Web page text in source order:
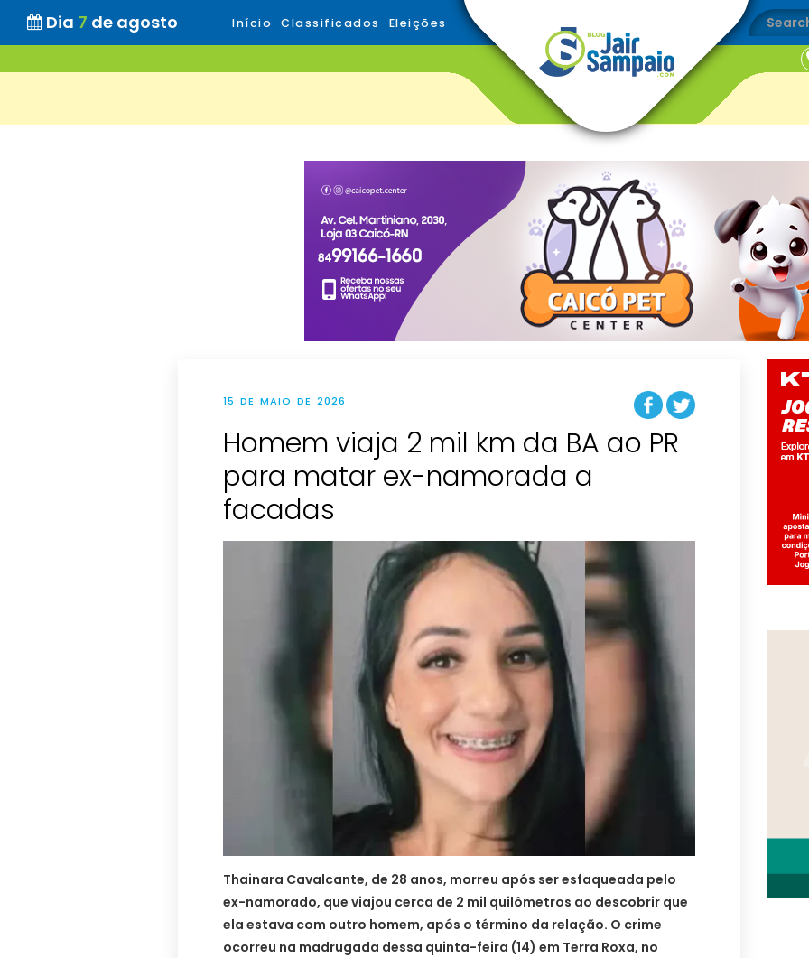
Dia 7 de agosto Início Classificados Eleições
15 DE MAIO DE 2026
Homem viaja 2 mil km da BA ao PR
para matar ex-namorada a
facadas
Thainara Cavalcante, de 28 anos, morreu após ser esfaqueada pelo
ex-namorado, que viajou cerca de 2 mil quilômetros ao descobrir que
ela estava com outro homem, após o término da relação. O crime
ocorreu na madrugada dessa quinta-feira (14) em Terra Roxa, no